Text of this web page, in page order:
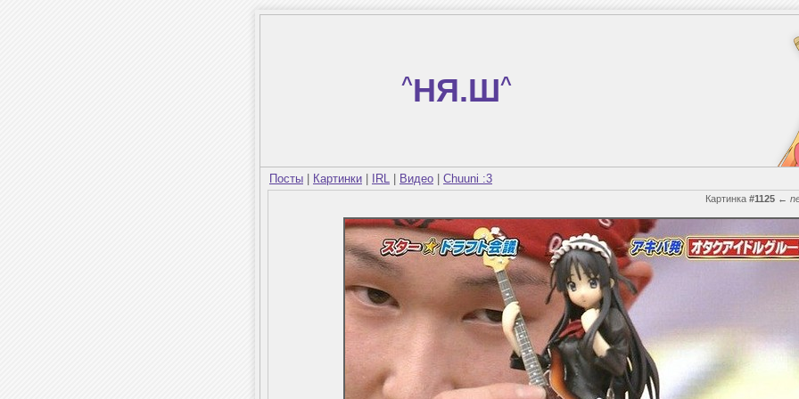
^НЯ.Ш^
Посты Картинки IRL Видео Chuuni :3
Картинка #1125 ←